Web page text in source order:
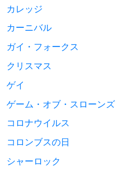
カレッジ
カーニバル
ガイ・フォークス
クリスマス
ゲイ
ゲーム・オブ・スローンズ
コロナウイルス
コロンブスの日
シャーロック